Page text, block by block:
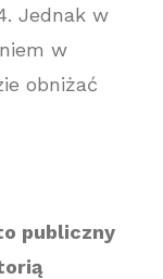
Jednak w
w
obniżać
publiczny